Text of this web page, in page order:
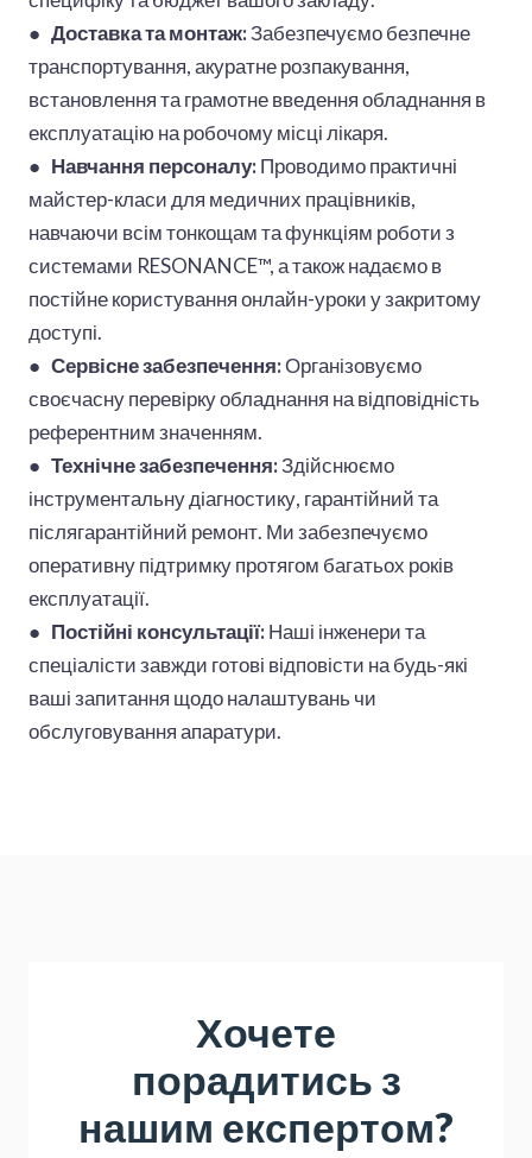
● Доставка та монтаж:Забезпечуємо безпечне
транспортування, акуратне розпакування,
встановлення та грамотне введення обладнання в
експлуатацію на робочому місці лікаря.
● Навчання персоналу:Проводимо практичні
майстер-класи для медичних працівників,
навчаючи всім тонкощам та функціям роботи з
системами RESONANCE™, а також надаємо в
постійне користування онлайн-уроки у закритому
доступі.
● Сервісне забезпечення:Організовуємо
своєчасну перевірку обладнання на відповідність
референтним значенням.
● Технічне забезпечення:Здійснюємо
інструментальну діагностику, гарантійний та
післягарантійний ремонт. Ми забезпечуємо
оперативну підтримку протягом багатьох років
експлуатації.
● Постійні консультації:Наші інженери та
спеціалісти завжди готові відповісти на будь-які
ваші запитання щодо налаштувань чи
обслуговування апаратури.
Хочете
порадитись з
нашим експертом?